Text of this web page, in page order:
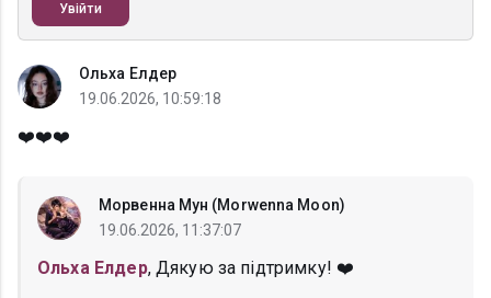
Увійти
Ольха Елдер
19.06.2026, 10:59:18
❤️❤️❤️
Морвенна Мун (Morwenna Moon)
19.06.2026, 11:37:07
Ольха Елдер, Дякую за підтримку! ❤️